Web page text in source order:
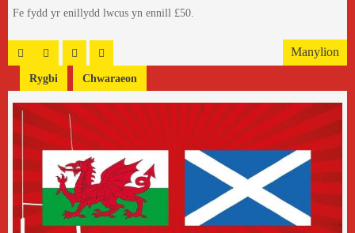
Fe fydd yr enillydd lwcus yn ennill £50.
Manylion
Rygbi Chwaraeon